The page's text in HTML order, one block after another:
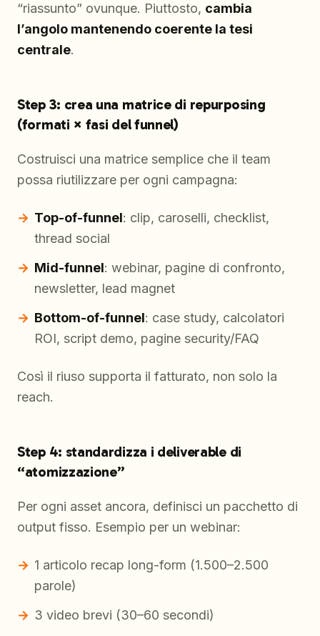
“riassunto” ovunque. Piuttosto, cambia
l’angolo mantenendo coerente la tesi
centrale.
Step 3: crea una matrice di repurposing
(formati × fasi del funnel)
Costruisci una matrice semplice che il team
possa riutilizzare per ogni campagna:
Top-of-funnel: clip, caroselli, checklist,
thread social
Mid-funnel: webinar, pagine di confronto,
newsletter, lead magnet
Bottom-of-funnel: case study, calcolatori
ROI, script demo, pagine security/FAQ
Così il riuso supporta il fatturato, non solo la
reach.
Step 4: standardizza i deliverable di
“atomizzazione”
Per ogni asset ancora, definisci un pacchetto di
output fisso. Esempio per un webinar:
1 articolo recap long-form (1.500–2.500
parole)
3 video brevi (30–60 secondi)